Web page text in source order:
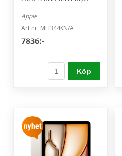
Apple
Art nr. MH344KN/A
7836:-
Köp